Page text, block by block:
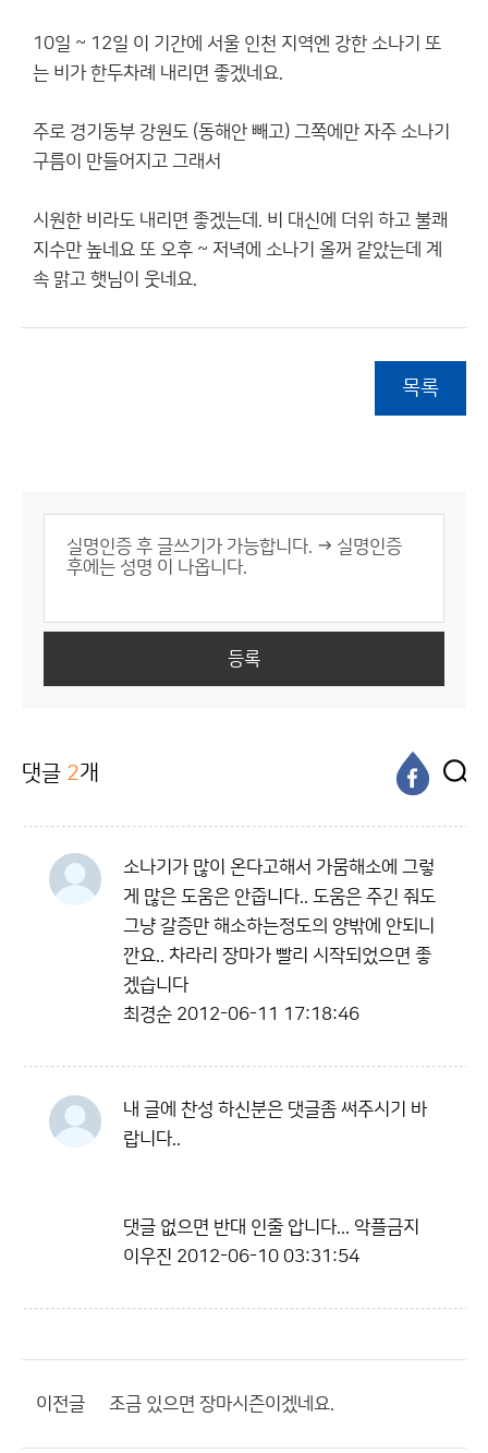
10일 ~ 12일 이 기간에 서울 인천 지역엔 강한 소나기 또
는 비가 한두차례 내리면 좋겠네요.
주로 경기동부 강원도 (동해안 빼고) 그쪽에만 자주 소나기
구름이 만들어지고 그래서
시원한 비라도 내리면 좋겠는데. 비 대신에 더위 하고 불쾌
지수만 높네요 또 오후 ~ 저녁에 소나기 올꺼 같았는데 계
속 맑고 햇님이 웃네요.
목록
등록
댓글 2개
소나기가 많이 온다고해서 가뭄해소에 그렇
게 많은 도움은 안줍니다.. 도움은 주긴 줘도
그냥 갈증만 해소하는정도의 양밖에 안되니
깐요.. 차라리 장마가 빨리 시작되었으면 좋
겠습니다
최경순 2012-06-11 17:18:46
내 글에 찬성 하신분은 댓글좀 써주시기 바
랍니다..
댓글 없으면 반대 인줄 압니다... 악플금지
이우진 2012-06-10 03:31:54
이전글 조금 있으면 장마시즌이겠네요.